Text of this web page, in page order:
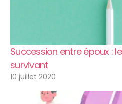
Succession entre époux :
survivant
10 juillet 2020